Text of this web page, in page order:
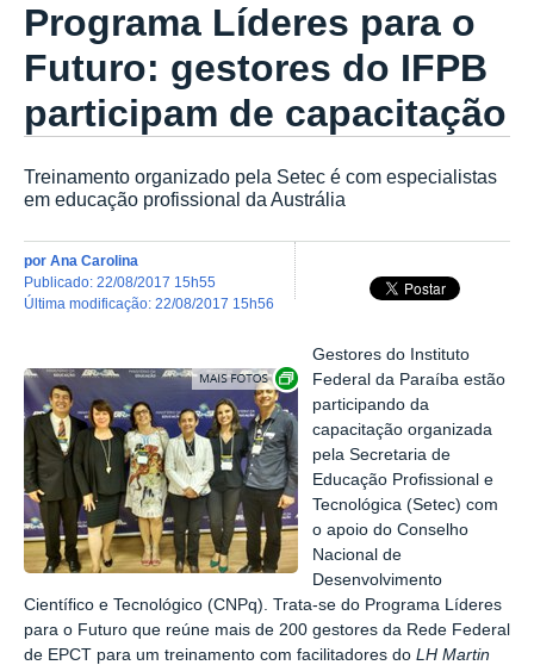
Programa Líderes para o
Futuro: gestores do IFPB
participam de capacitação
Treinamento organizado pela Setec é com especialistas
em educação profissional da Austrália
por Ana Carolina
publicado: 22/08/2017 15h55
última modificação: 22/08/2017 15h56
Exibir carrossel de imagens
Gestores do Instituto
Federal da Paraíba estão
participando da
capacitação organizada
pela Secretaria de
Educação Profissional e
Tecnológica (Setec) com
o apoio do Conselho
Nacional de
Desenvolvimento
Científico e Tecnológico (CNPq). Trata-se do Programa Líderes
para o Futuro que reúne mais de 200 gestores da Rede Federal
de EPCT para um treinamento com facilitadores do LH Martin